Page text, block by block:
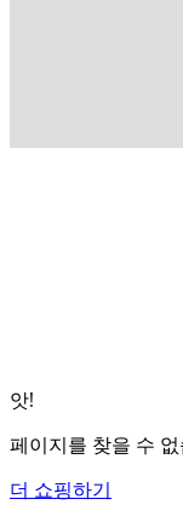
앗!
페이지를 찾을 수
더 쇼핑하기